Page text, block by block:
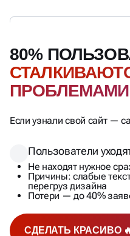
80%
ПРОБЛЕМАМИ
Если узнали свой сайт —
СДЕЛАТЬ КРАСИВО
Пользователи
Не находят нужное
Причины: слабые
перегруз дизайна
Потери — до 40%